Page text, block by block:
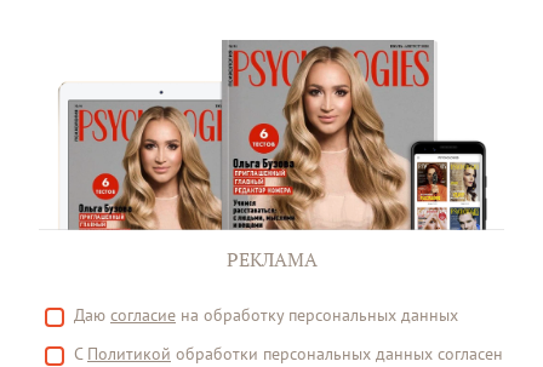
РЕКЛАМА
Даю согласие на обработку персональных данных
С Политикой обработки персональных данных согласен